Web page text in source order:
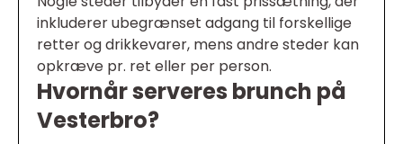
inkluderer ubegrænset adgang til forskellige
retter og drikkevarer, mens andre steder kan
opkræve pr. ret eller per person.
Hvornår serveres brunch på
Vesterbro?